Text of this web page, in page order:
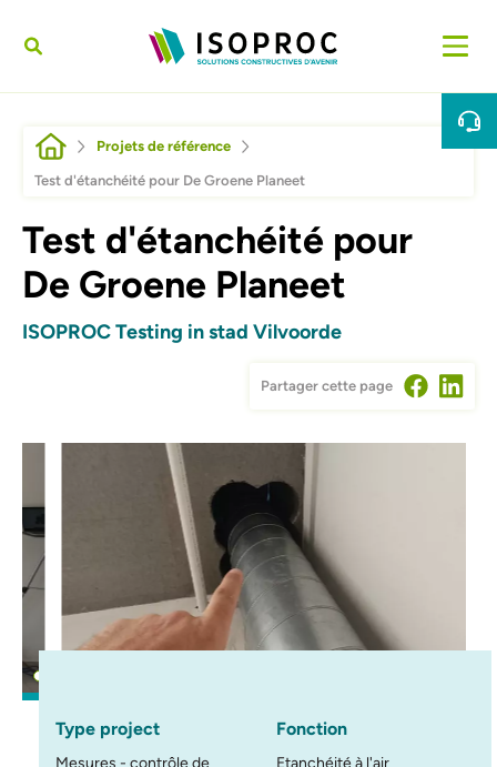
Fil d'Ariane
Projets de référence
Test d'étanchéité pour De Groene Planeet
Test d'étanchéité pour
De Groene Planeet
ISOPROC Testing in stad Vilvoorde
Partager cette page
Type project
Mesures - contrôle de
Fonction
Etanchéité à l'air